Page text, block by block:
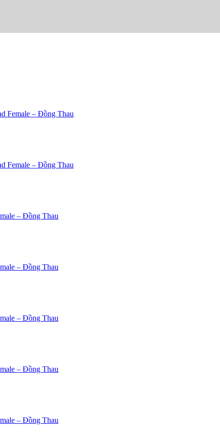
Female – Đồng Thau
Female – Đồng Thau
– Đồng Thau
– Đồng Thau
– Đồng Thau
– Đồng Thau
– Đồng Thau